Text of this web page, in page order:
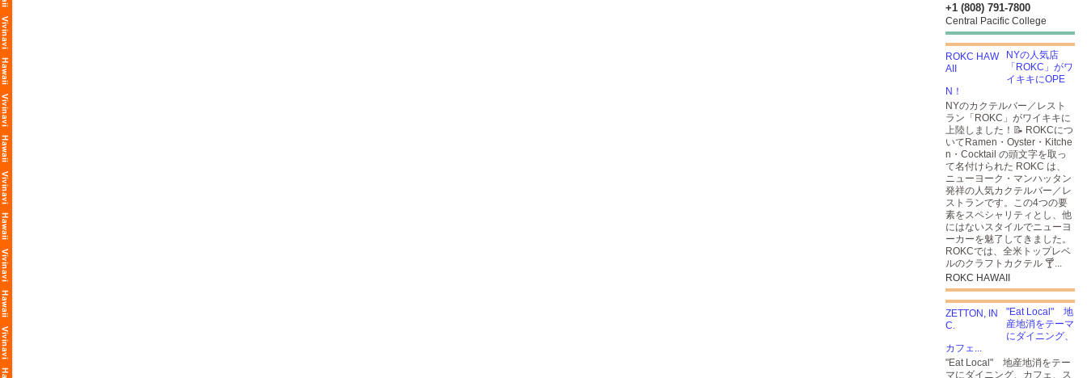
+1 (808) 791-7800
Central Pacific College
NYの人気店
「ROKC」がワ
イキキにOPE
N！
NYのカクテルバー／レスト
ラン「ROKC」がワイキキに
上陸しました！📝 ROKCにつ
いてRamen・Oyster・Kitche
n・Cocktail の頭文字を取っ
て名付けられた ROKC は、
ニューヨーク・マンハッタン
発祥の人気カクテルバー／レ
ストランです。この4つの要
素をスペシャリティとし、他
にはないスタイルでニューヨ
ーカーを魅了してきました。
ROKCでは、全米トップレベ
ルのクラフトカクテル 🍸...
ROKC HAWAII
"Eat Local" 地
産地消をテーマ
にダイニング、
カフェ...
"Eat Local" 地産地消をテー
マにダイニング、カフェ、ス